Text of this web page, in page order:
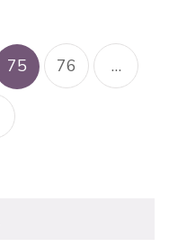
75 76 …